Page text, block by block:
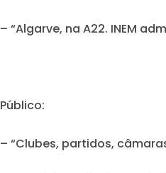
– “Algarve, na A22. INEM
Público:
– “Clubes, partidos,